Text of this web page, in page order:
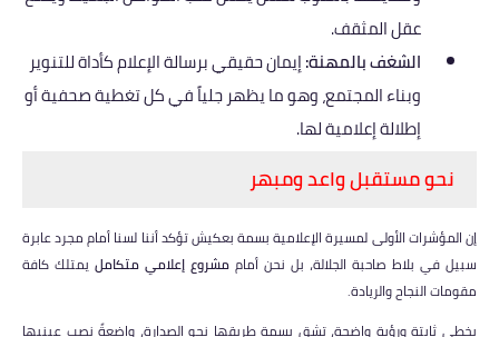
عقل المثقف.
الشغف بالمهنة:إيمان حقيقي برسالة الإعلام كأداة للتنوير
وبناء المجتمع، وهو ما يظهر جلياً في كل تغطية صحفية أو
إطلالة إعلامية لها.
نحو مستقبل واعد ومبهر
​إن المؤشرات الأولى لمسيرة الإعلامية بسمة بعكيش تؤكد أننا لسنا أمام مجرد عابرة
سبيل في بلاط صاحبة الجلالة، بل نحن أمام مشروع إعلامي متكامل يمتلك كافة
مقومات النجاح والريادة.
​بخطى ثابتة ورؤية واضحة، تشق بسمة طريقها نحو الصدارة، واضعةً نصب عينيها